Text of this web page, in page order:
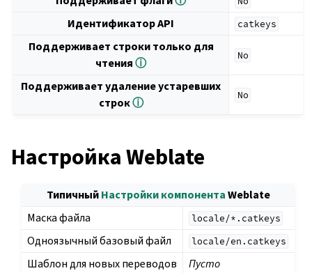
Идентификатор API catkeys
Поддерживает строки только для
чтенияⓘ
No
Поддерживает удаление устаревших
строкⓘ
No
Настройка Weblate
ТипичныйНастройки компонентаWeblate
Маска файла
locale/*.catkeys
Одноязычный базовый файл locale/en.catkeys
Шаблон для новых переводов
Пусто